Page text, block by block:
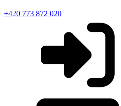
+420 773 872 020